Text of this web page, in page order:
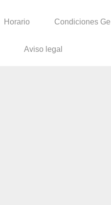
Horario Condiciones
Aviso legal